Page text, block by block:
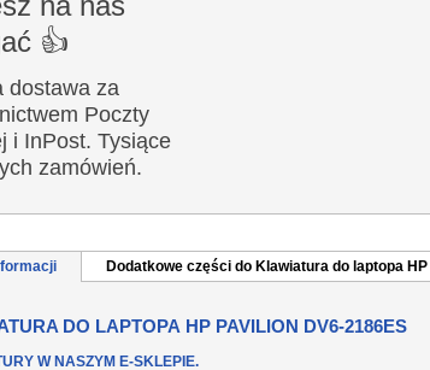
👍
dostawa za
Poczty
i InPost. Tysiące
zamówień.
Dodatkowe części do Klawiatura do laptopa HP
DO LAPTOPA HP PAVILION DV6-2186ES
W NASZYM E-SKLEPIE.